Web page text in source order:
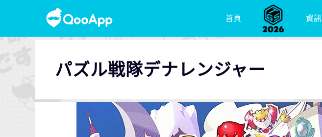
首頁 資訊
パズル戦隊デナレンジャー